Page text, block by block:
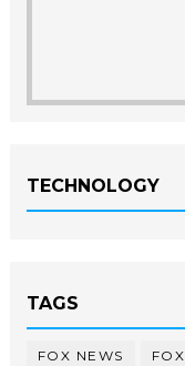
TECHNOLOGY
TAGS
FOX NEWS FOX